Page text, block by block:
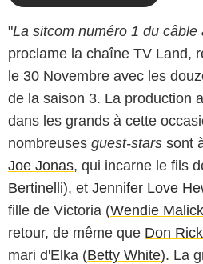
"La sitcom numéro 1 du câble
proclame la chaîne TV Land,
le 30 Novembre avec les
de la saison 3. La production
dans les grands à cette
nombreuses guest-stars sont
Joe Jonas, qui incarne le fils
Bertinelli), et Jennifer Love
fille de Victoria (Wendie Malick
retour, de même que Don
mari d'Elka (Betty White). La